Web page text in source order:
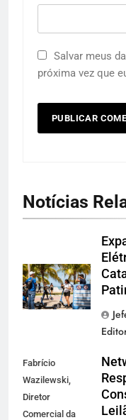
Salvar meus
próxima vez que
Notícias
Fabrício
Wazilewski,
Diretor
Comercial da